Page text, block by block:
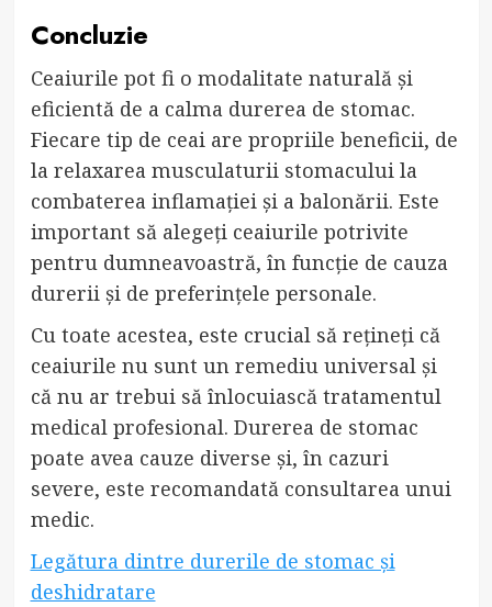
Concluzie
Ceaiurile pot fi o modalitate naturală și
eficientă de a calma durerea de stomac.
Fiecare tip de ceai are propriile beneficii, de
la relaxarea musculaturii stomacului la
combaterea inflamației și a balonării. Este
important să alegeți ceaiurile potrivite
pentru dumneavoastră, în funcție de cauza
durerii și de preferințele personale.
Cu toate acestea, este crucial să rețineți că
ceaiurile nu sunt un remediu universal și
că nu ar trebui să înlocuiască tratamentul
medical profesional. Durerea de stomac
poate avea cauze diverse și, în cazuri
severe, este recomandată consultarea unui
medic.
Legătura dintre durerile de stomac și
deshidratare